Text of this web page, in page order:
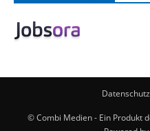
Datenschutz
© Combi Medien - Ein Produkt